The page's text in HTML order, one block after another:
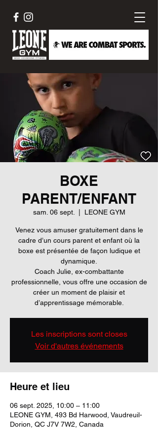
BOXE
PARENT/ENFANT
sam. 06 sept. LEONE GYM
Venez vous amuser gratuitement dans le
cadre d’un cours parent et enfant où la
boxe est présentée de façon ludique et
dynamique.
Coach Julie, ex-combattante
professionnelle, vous offre une occasion de
créer un moment de plaisir et
d’apprentissage mémorable.
Les inscriptions sont closes
Voir d'autres événements
Heure et lieu
06 sept. 2025, 10:00 – 11:00
LEONE GYM, 493 Bd Harwood, Vaudreuil-
Dorion, QC J7V 7W2, Canada